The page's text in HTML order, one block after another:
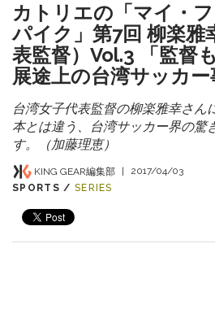
カトリエの「マイ・
パイク」第7回 柳楽雅
表監督）Vol.3 「監督
展途上の台湾サッカー
台湾女子代表監督の柳楽雅幸さん
本とは違う、台湾サッカー界の驚
す。（加藤理恵）
KING GEAR編集部 |
2017/04/03
SPORTS / SERIES